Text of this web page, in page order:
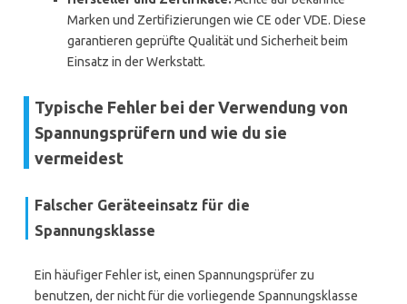
Marken und Zertifizierungen wie CE oder VDE. Diese
garantieren geprüfte Qualität und Sicherheit beim
Einsatz in der Werkstatt.
Typische Fehler bei der Verwendung von
Spannungsprüfern und wie du sie
vermeidest
Falscher Geräteeinsatz für die
Spannungsklasse
Ein häufiger Fehler ist, einen Spannungsprüfer zu
benutzen, der nicht für die vorliegende Spannungsklasse